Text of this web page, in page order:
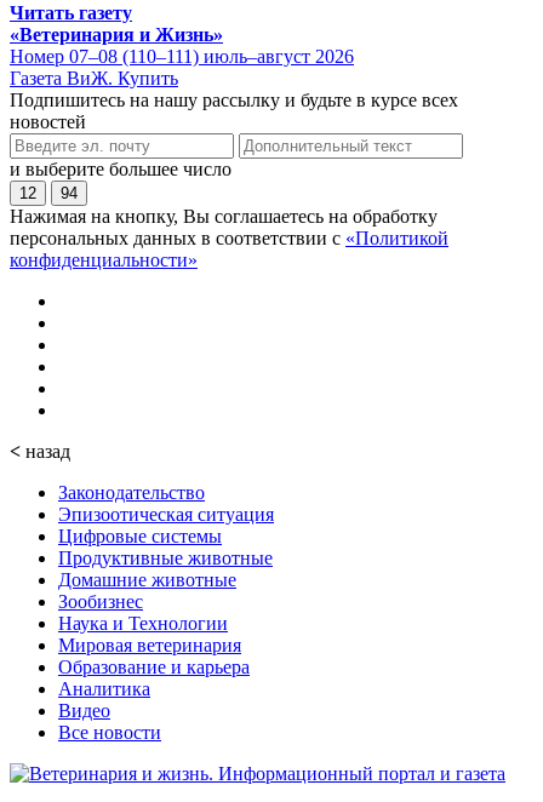
Читать газету
«Ветеринария и Жизнь»
Номер 07–08 (110–111) июль–август 2026
Газета ВиЖ. Купить
Подпишитесь на нашу рассылку и будьте в курсе всех
новостей
и выберите большее число
12 94
Нажимая на кнопку, Вы соглашаетесь на обработку
персональных данных в соответствии с «Политикой
конфиденциальности»
< назад
Законодательство
Эпизоотическая ситуация
Цифровые системы
Продуктивные животные
Домашние животные
Зообизнес
Наука и Технологии
Мировая ветеринария
Образование и карьера
Аналитика
Видео
Все новости